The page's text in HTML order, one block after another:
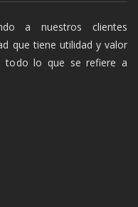
a nuestros clientes
que tiene utilidad y valor
todo lo que se refiere a